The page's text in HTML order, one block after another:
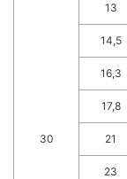
30
13
14,5
16,3
17,8
21
23